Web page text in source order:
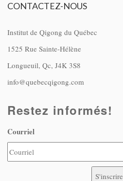
CONTACTEZ-NOUS
Institut de Qigong du Québec
1525 Rue Sainte-Hélène
Longueuil, Qc, J4K 3S8
info@quebecqigong.com
Restez informés!
Courriel
S'inscrire